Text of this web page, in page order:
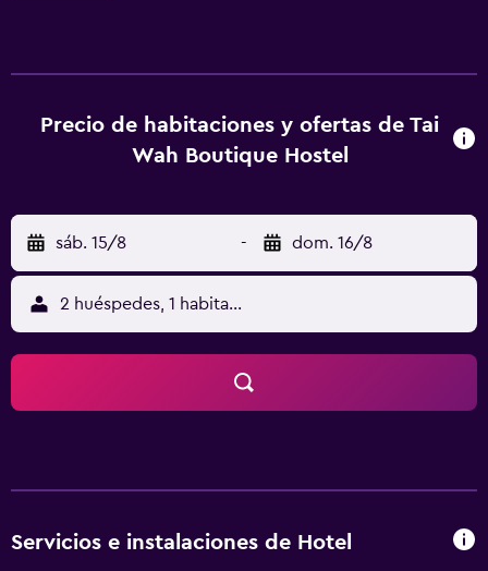
como de la Avenida de las Estrellas, La Torre del Reloj y
1881 Heritage. Se encuentra apenas a dos minutos a pie de
Precio de habitaciones y ofertas de Tai
Wah Boutique Hostel
sáb. 15/8 - dom. 16/8
2 huéspedes, 1 habitación
Servicios e instalaciones de Hotel